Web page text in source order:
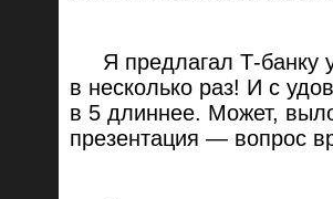
Я предлагал Т-банку
в несколько раз! И с
в 5 длиннее. Может,
презентация — вопрос